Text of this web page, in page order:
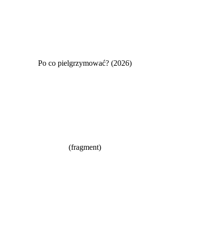
Po co pielgrzymować? (2026)
(fragment)